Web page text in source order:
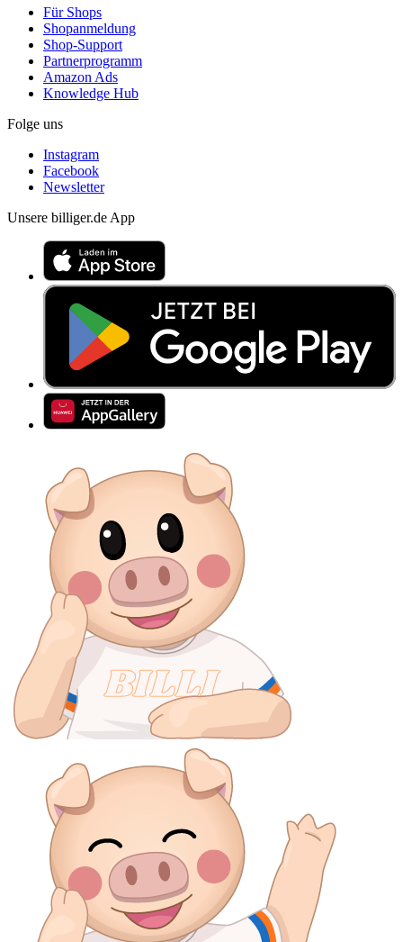
Für Shops
Shopanmeldung
Shop-Support
Partnerprogramm
Amazon Ads
Knowledge Hub
Folge uns
Instagram
Facebook
Newsletter
Unsere billiger.de App